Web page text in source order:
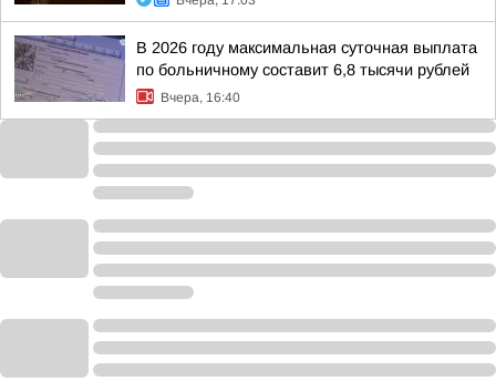
В 2026 году максимальная суточная выплата
по больничному составит 6,8 тысячи рублей
Вчера, 16:40